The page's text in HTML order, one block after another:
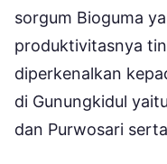
sorgum Bioguma
produktivitasnya
diperkenalkan
di Gunungkidul
dan Purwosari